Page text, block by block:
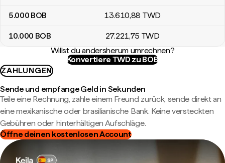
5.000 BOB 13.610,88 TWD
10.000 BOB 27.221,75 TWD
Willst du andersherum umrechnen?
Konvertiere TWD zu BOB
ZAHLUNGEN
Sende und empfange Geld in Sekunden
Teile eine Rechnung, zahle einem Freund zurück, sende direkt an
eine mexikanische oder brasilianische Bank. Keine versteckten
Gebühren oder hinterhältigen Aufschläge.
Öffne deinen kostenlosen Account